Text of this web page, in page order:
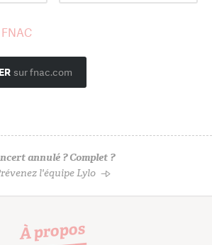
sur fnac.com
annulé ? Complet ?
l'équipe Lylo
À propos